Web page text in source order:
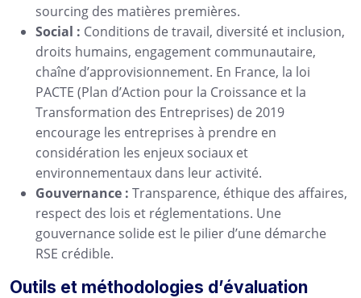
sourcing des matières premières.
Social : Conditions de travail, diversité et inclusion,
droits humains, engagement communautaire,
chaîne d’approvisionnement. En France, la loi
PACTE (Plan d’Action pour la Croissance et la
Transformation des Entreprises) de 2019
encourage les entreprises à prendre en
considération les enjeux sociaux et
environnementaux dans leur activité.
Gouvernance : Transparence, éthique des affaires,
respect des lois et réglementations. Une
gouvernance solide est le pilier d’une démarche
RSE crédible.
Outils et méthodologies d’évaluation